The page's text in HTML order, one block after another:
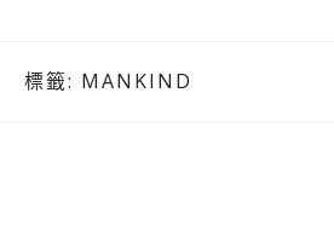
標籤: MANKIND